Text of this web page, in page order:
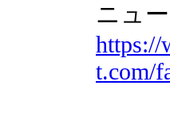
ニュ
https://
t.com/